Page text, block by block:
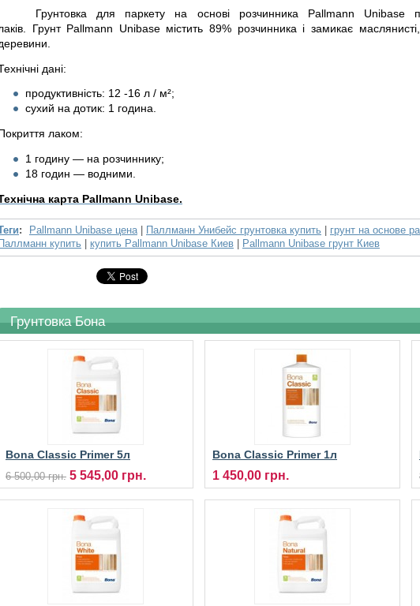
Грунтовка для паркету на основі розчинника Pallmann Unibase
ГрунтPallmann Unibase містить 89% розчинника і замикає
дані:
продуктивність: 12 -16 л / м²;
сухий на дотик: 1 година.
лаком:
1 годину — на розчиннику;
18 годин — водними.
карта Pallmann Unibase.
: Pallmann Unibase цена Паллманн Унибейс грунтовка купить грунт на основе
Паллманн купить
купить Pallmann Unibase Киев Pallmann Unibase грунт Киев
Грунтовка Бона
Bona Classic Primer 5л
грунтовка для паркету
6 500,00 грн. 5 545,00 грн.
Bona Classic Primer 1л
грунтувальний лак для
підлоги
1 450,00 грн.